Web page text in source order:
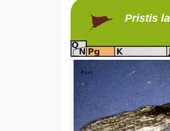
Pristis